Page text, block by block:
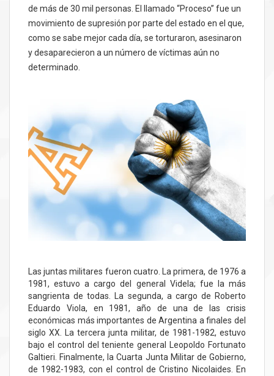
de más de 30 mil personas. El llamado “Proceso” fue un
movimiento de supresión por parte del estado en el que,
como se sabe mejor cada día, se torturaron, asesinaron
y desaparecieron a un número de víctimas aún no
determinado.
Las juntas militares fueron cuatro. La primera, de 1976 a
1981, estuvo a cargo del general Videla; fue la más
sangrienta de todas. La segunda, a cargo de Roberto
Eduardo Viola, en 1981, año de una de las crisis
económicas más importantes de Argentina a finales del
siglo XX. La tercera junta militar, de 1981-1982, estuvo
bajo el control del teniente general Leopoldo Fortunato
Galtieri. Finalmente, la Cuarta Junta Militar de Gobierno,
de 1982-1983, con el control de Cristino Nicolaides. En